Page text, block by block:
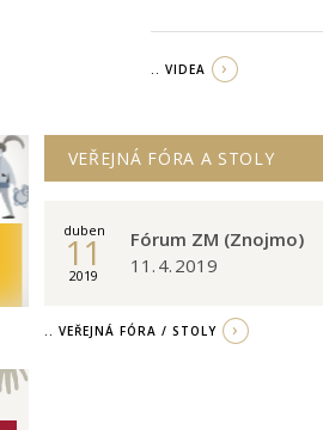
.. VIDEA
VEŘEJNÁ FÓRA A STOLY
duben
11
2019
Fórum ZM (Znojmo)
11. 4. 2019
.. VEŘEJNÁ FÓRA / STOLY